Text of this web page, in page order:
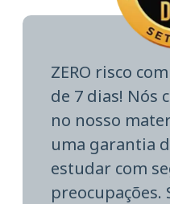
ZERO risco
de 7 dias! Nós
no nosso
uma garantia
estudar com
preocupações.